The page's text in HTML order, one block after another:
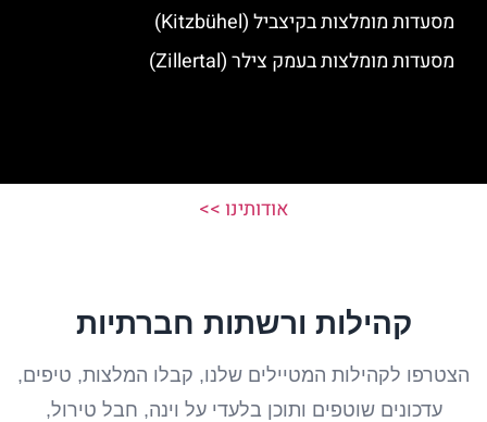
מסעדות מומלצות בקיצביל (Kitzbühel)
מסעדות מומלצות בעמק צילר (Zillertal)
אודותינו >>
קהילות ורשתות חברתיות
הצטרפו לקהילות המטיילים שלנו, קבלו המלצות, טיפים,
עדכונים שוטפים ותוכן בלעדי על וינה, חבל טירול,